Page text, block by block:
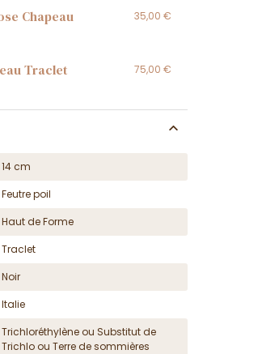
Chapeau 35,00 €
Traclet 75,00 €
14 cm
Feutre poil
Haut de Forme
Traclet
Noir
Italie
Trichloréthylène ou Substitut de
Trichlo ou Terre de sommières